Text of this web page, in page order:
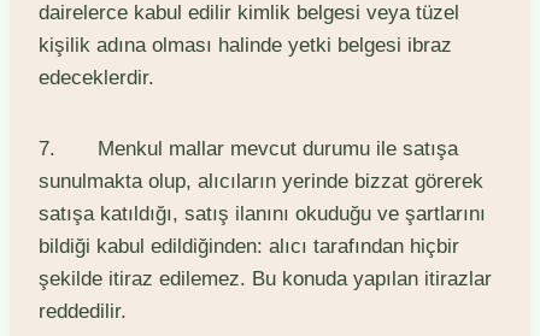
dairelerce kabul edilir kimlik belgesi veya tüzel
kişilik adına olması halinde yetki belgesi ibraz
edeceklerdir.
7. Menkul mallar mevcut durumu ile satışa
sunulmakta olup, alıcıların yerinde bizzat görerek
satışa katıldığı, satış ilanını okuduğu ve şartlarını
bildiği kabul edildiğinden: alıcı tarafından hiçbir
şekilde itiraz edilemez. Bu konuda yapılan itirazlar
reddedilir.